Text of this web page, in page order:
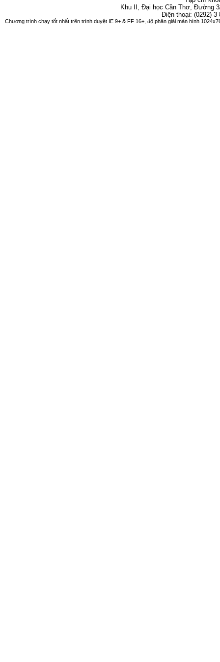
Khu II, Đại học Cần Thơ, Đường
Điện thoại: (0292)
Chương trình chạy tốt nhất trên trình duyệt IE 9+ & FF 16+, độ phân giải màn hình